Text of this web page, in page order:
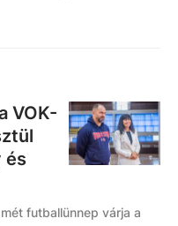
VOK-
és
futballünnep várja a